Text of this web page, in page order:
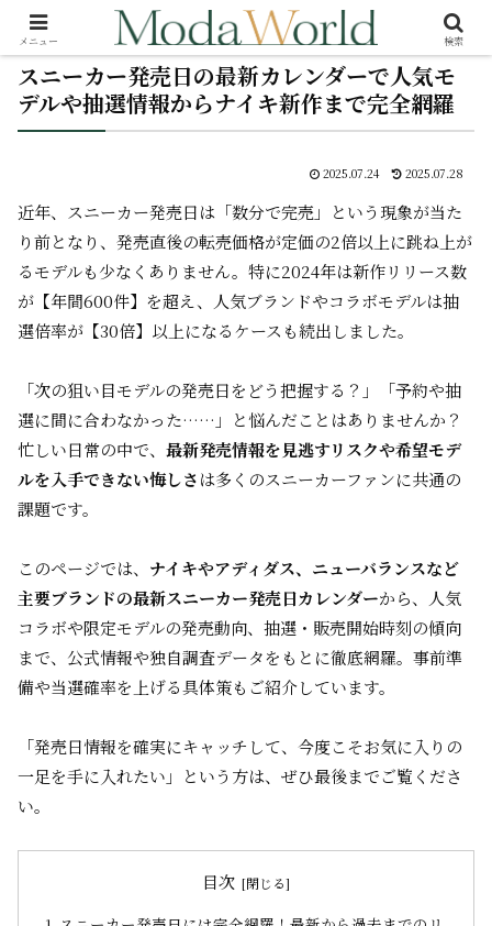
スニーカー発売日の最新カレンダーで人気モ
デルや抽選情報からナイキ新作まで完全網羅
2025.07.24 2025.07.28
近年、スニーカー発売日は「数分で完売」という現象が当た
り前となり、発売直後の転売価格が定価の2倍以上に跳ね上が
るモデルも少なくありません。特に2024年は新作リリース数
が【年間600件】を超え、人気ブランドやコラボモデルは抽
選倍率が【30倍】以上になるケースも続出しました。
「次の狙い目モデルの発売日をどう把握する？」「予約や抽
選に間に合わなかった……」と悩んだことはありませんか？
忙しい日常の中で、 最新発売情報を見逃すリスクや希望モデ
ルを入手できない悔しさは多くのスニーカーファンに共通の
課題です。
このページでは、 ナイキやアディダス、ニューバランスなど
主要ブランドの最新スニーカー発売日カレンダーから、人気
コラボや限定モデルの発売動向、抽選・販売開始時刻の傾向
まで、公式情報や独自調査データをもとに徹底網羅。事前準
備や当選確率を上げる具体策もご紹介しています。
「発売日情報を確実にキャッチして、今度こそお気に入りの
一足を手に入れたい」という方は、ぜひ最後までご覧くださ
い。
目次
メニュー 検索